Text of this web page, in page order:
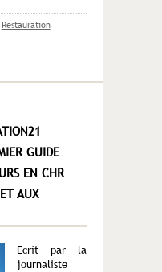
Restauration
GUIDE
EN CHR
AUX
Ecrit par la
journaliste